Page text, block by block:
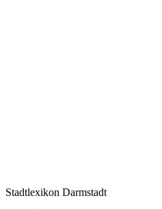
Stadtlexikon Darmstadt